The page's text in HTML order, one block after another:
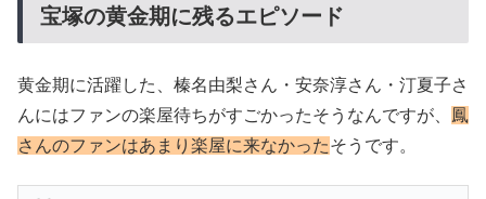
宝塚の黄金期に残るエピソード
黄金期に活躍した、榛名由梨さん・安奈淳さん・汀夏子さ
んにはファンの楽屋待ちがすごかったそうなんですが、 鳳
さんのファンはあまり楽屋に来なかったそうです。